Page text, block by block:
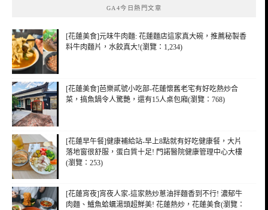
GA4今日熱門文章
[花蓮美食]元味牛肉麵: 花蓮麵店這家真大碗，推薦秘製香
料牛肉麵片，水餃真大!(瀏覽：1,234)
[花蓮美食]芭樂貳號小吃部-花蓮懷舊老宅有好吃熱炒合
菜，搞魚鍋令人驚艷，還有15人桌包廂(瀏覽：768)
[花蓮早午餐]健康補給站-早上8點就有好吃健康餐，大片
落地窗很舒服，蛋白質十足! 門諾醫院健康管理中心大樓
(瀏覽：253)
[花蓮宵夜]宵夜人家-這家熱炒蔥油拌麵香到不行! 濃郁牛
肉麵、鱸魚蛤蠣湯頭超鮮美! 花蓮熱炒，花蓮美食(瀏覽：